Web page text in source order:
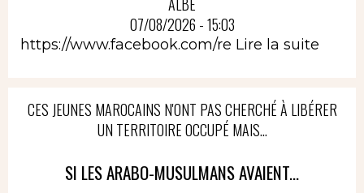
07/08/2026 - 15:03
https://www.facebook.com/re Lire la suite
CES JEUNES MAROCAINS N'ONT PAS CHERCHÉ À LIBÉRER
UN TERRITOIRE OCCUPÉ MAIS...
SI LES ARABO-MUSULMANS AVAIENT...